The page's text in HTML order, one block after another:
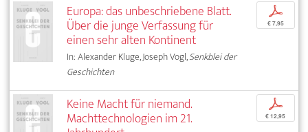
Europa: das unbeschriebene Blatt.
Über die junge Verfassung für
einen sehr alten Kontinent
In: Alexander Kluge, Joseph Vogl,Senkblei der
Geschichten
p
€ 7,95
Keine Macht für niemand.
Machttechnologien im 21.
p
€ 12,95